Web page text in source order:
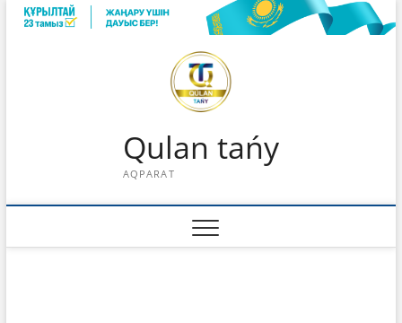
Skip
Qulan tańy
AQPARAT